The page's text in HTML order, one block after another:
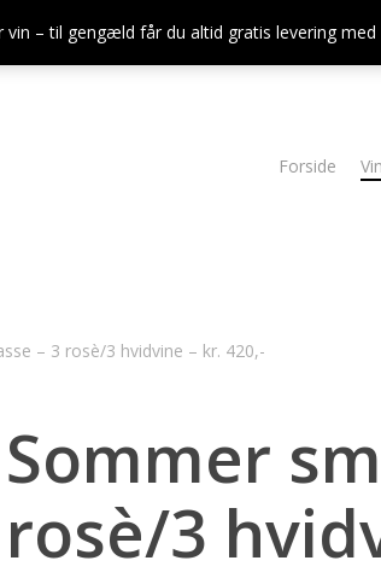
Forside
– 3 rosè/3 hvidvine – kr. 420,-
Sommer
rosè/3
vin – til gengæld får du altid gratis levering med